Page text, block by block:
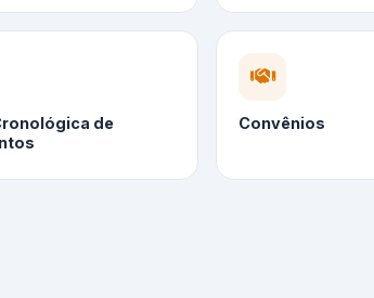
de
Convênios